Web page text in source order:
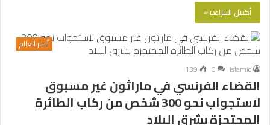
أكمل القراءة »
أخبار العالم
islamic
0
139
القضاء الفرنسي في ماراثون غير مسبوق
لاستجواب نحو 300 شخص من ركاب الطائرة
المحتجزة بشرق البلاد